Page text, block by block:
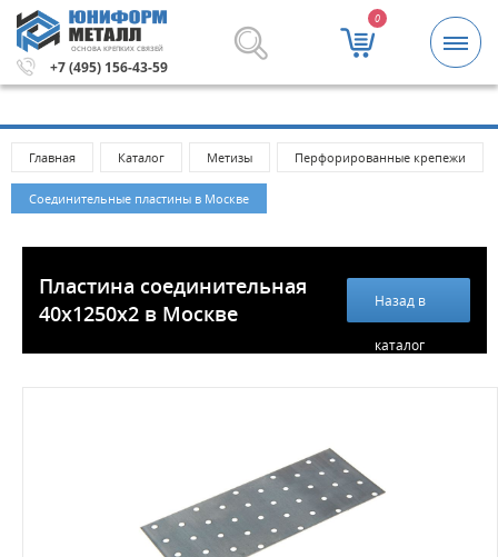
ОСНОВА КРЕПКИХ СВЯЗЕЙ
+7 (495) 156-43-59
0
и крепежные изделия оптом. Минимальная сумма
Главная Каталог Метизы Перфорированные крепежи
Соединительные пластины в Москве
Пластина соединительная
40х1250х2 в Москве
Назад в
каталог